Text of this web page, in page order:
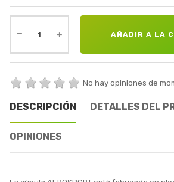
AÑADIR A LA
No hay opiniones de
DESCRIPCIÓN DETALLES DEL
OPINIONES